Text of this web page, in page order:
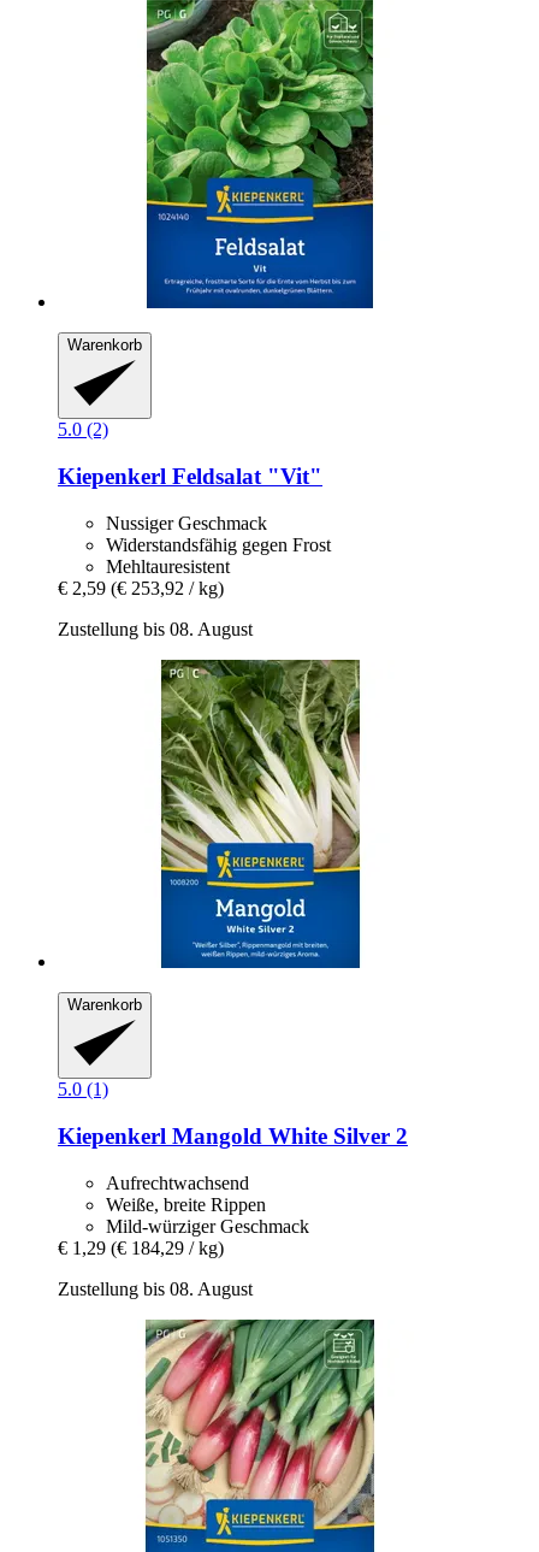
Warenkorb
5.0 (2)
Kiepenkerl Feldsalat "Vit"
Nussiger Geschmack
Widerstandsfähig gegen Frost
Mehltauresistent
€ 2,59 (€ 253,92 / kg)
Zustellung bis 08. August
Warenkorb
5.0 (1)
Kiepenkerl Mangold White Silver 2
Aufrechtwachsend
Weiße, breite Rippen
Mild-würziger Geschmack
€ 1,29 (€ 184,29 / kg)
Zustellung bis 08. August